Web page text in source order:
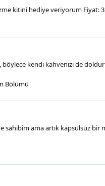
kitini hediye veriyorum Fiyat:
böylece kendi kahvenizi de
Bölümü
sahibim ama artık kapsülsüz